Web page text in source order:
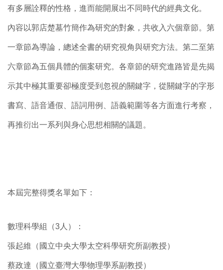
有多層詮釋的性格，進而能開展出不同時代的經典文化。
內容以郭店楚墓竹簡作為研究的對象，共收入六個章節。第
一章節為導論，總述全書的研究視角與研究方法。第二至第
六章節為五個具體的個案研究。各章節的研究進路皆是先揭
示其中極其重要卻極度受到忽視的關鍵字，從關鍵字的字形
書寫、語音通假、語詞用例、語義範圍等各方面進行考察，
再推衍出一系列與身心思想相關的議題。
本屆完整得獎名單如下：
數理科學組（3人）：
張起維（國立中央大學太空科學研究所副教授）
蔡政達（國立臺灣大學物理學系副教授）